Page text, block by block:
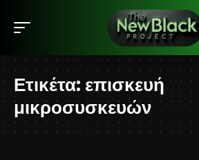
Ετικέτα: επισκευή
μικροσυσκευών